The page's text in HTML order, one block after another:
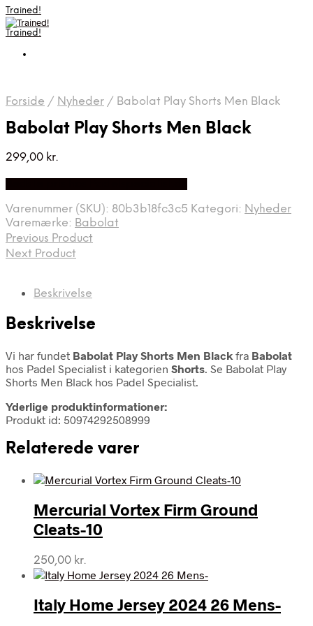
Trained!
Trained!
Forside / Nyheder / Babolat Play Shorts Men Black
Babolat Play Shorts Men Black
299,00 kr.
Varenummer (SKU): 80b3b18fc3c5 Kategori: Nyheder
Varemærke: Babolat
Previous Product
Next Product
Beskrivelse
Beskrivelse
Vi har fundet Babolat Play Shorts Men Black fra Babolat
hos Padel Specialist i kategorien Shorts. Se Babolat Play
Shorts Men Black hos Padel Specialist.
Yderlige produktinformationer:
Produkt id: 50974292508999
Relaterede varer
Mercurial Vortex Firm Ground
Cleats-10
250,00 kr.
Italy Home Jersey 2024 26 Mens-